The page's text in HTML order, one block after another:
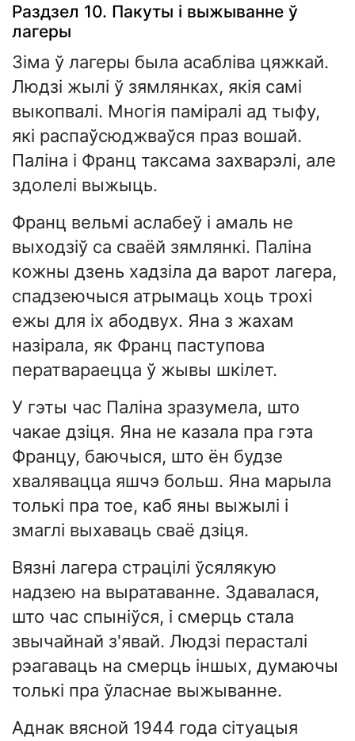
Раздзел 10. Пакуты і выжыванне ў
лагеры
Зіма ў лагеры была асабліва цяжкай.
Людзі жылі ў зямлянках, якія самі
выкопвалі. Многія паміралі ад тыфу,
які распаўсюджваўся праз вошай.
Паліна і Франц таксама захварэлі, але
здолелі выжыць.
Франц вельмі аслабеў і амаль не
выходзіў са сваёй зямлянкі. Паліна
кожны дзень хадзіла да варот лагера,
спадзеючыся атрымаць хоць трохі
ежы для іх абодвух. Яна з жахам
назірала, як Франц паступова
ператвараецца ў жывы шкілет.
У гэты час Паліна зразумела, што
чакае дзіця. Яна не казала пра гэта
Францу, баючыся, што ён будзе
хвалявацца яшчэ больш. Яна марыла
толькі пра тое, каб яны выжылі і
змаглі выхаваць сваё дзіця.
Вязні лагера страцілі ўсялякую
надзею на выратаванне. Здавалася,
што час спыніўся, і смерць стала
звычайнай з'явай. Людзі перасталі
рэагаваць на смерць іншых, думаючы
толькі пра ўласнае выжыванне.
Аднак вясной 1944 года сітуацыя